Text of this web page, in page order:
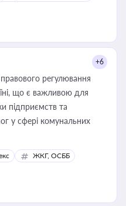
+6
регулювання
що є важливою для
підприємств та
у сфері комунальних
ЖКГ, ОСББ